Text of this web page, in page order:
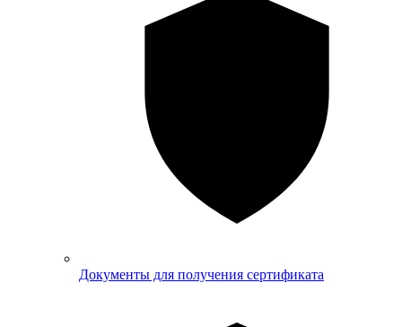
Документы для получения сертификата